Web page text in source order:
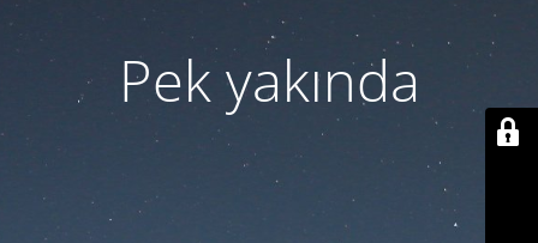
Pek yakında